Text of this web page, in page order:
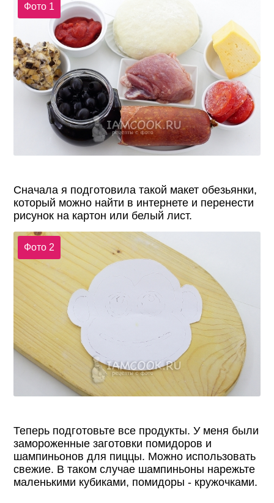
Фото 1
Сначала я подготовила такой макет обезьянки,
который можно найти в интернете и перенести
рисунок на картон или белый лист.
Фото 2
Теперь подготовьте все продукты. У меня были
замороженные заготовки помидоров и
шампиньонов для пиццы. Можно использовать
свежие. В таком случае шампиньоны нарежьте
маленькими кубиками, помидоры - кружочками.